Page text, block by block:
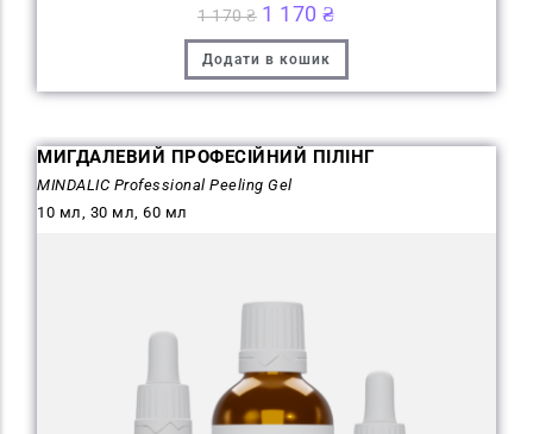
1 170₴ 1 170₴
Додати в кошик
МИГДАЛЕВИЙ ПРОФЕСІЙНИЙ ПІЛІНГ
MINDALIC Professional Peeling Gel
10 мл, 30 мл, 60 мл